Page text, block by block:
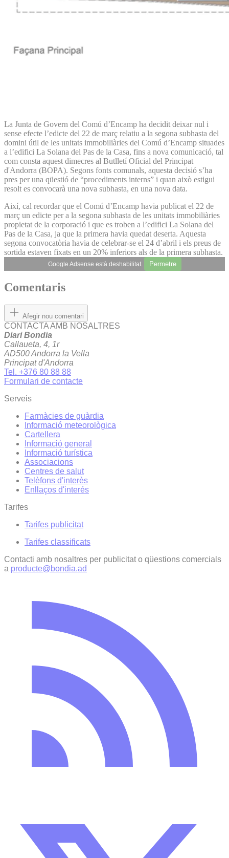
La Junta de Govern del Comú d’Encamp ha decidit deixar nul i
sense efecte l’edicte del 22 de març relatiu a la segona subhasta del
domini útil de les unitats immobiliàries del Comú d’Encamp situades
a l’edifici La Solana del Pas de la Casa, fins a nova comunicació, tal
com consta aquest dimecres al Butlletí Oficial del Principat
d'Andorra (BOPA). Segons fonts comunals, aquesta decisió s’ha
pres per una qüestió de “procediments interns” i quan això estigui
resolt es convocarà una nova subhasta, en una nova data.
Així, cal recordar que el Comú d’Encamp havia publicat el 22 de
març un edicte per a la segona subhasta de les unitats immobiliàries
propietat de la corporació i que es troben a l’edifici La Solana del
Pas de la Casa, ja que la primera havia quedat deserta. Aquesta
segona convocatòria havia de celebrar-se el 24 d’abril i els preus de
sortida estaven fixats en un 20% inferiors als de la primera subhasta.
Google Adsense està deshabilitat. Permetre
Comentaris
Afegir nou comentari
CONTACTA AMB NOSALTRES
Diari Bondia
Callaueta, 4, 1r
AD500 Andorra la Vella
Principat d'Andorra
Tel. +376 80 88 88
Formulari de contacte
Serveis
Farmàcies de guàrdia
Informació meteorològica
Cartellera
Informació general
Informació turística
Associacions
Centres de salut
Telèfons d'interès
Enllaços d'interés
Tarifes
Tarifes publicitat
Tarifes classificats
Contacti amb nosaltres per publicitat o qüestions comercials
a producte@bondia.ad